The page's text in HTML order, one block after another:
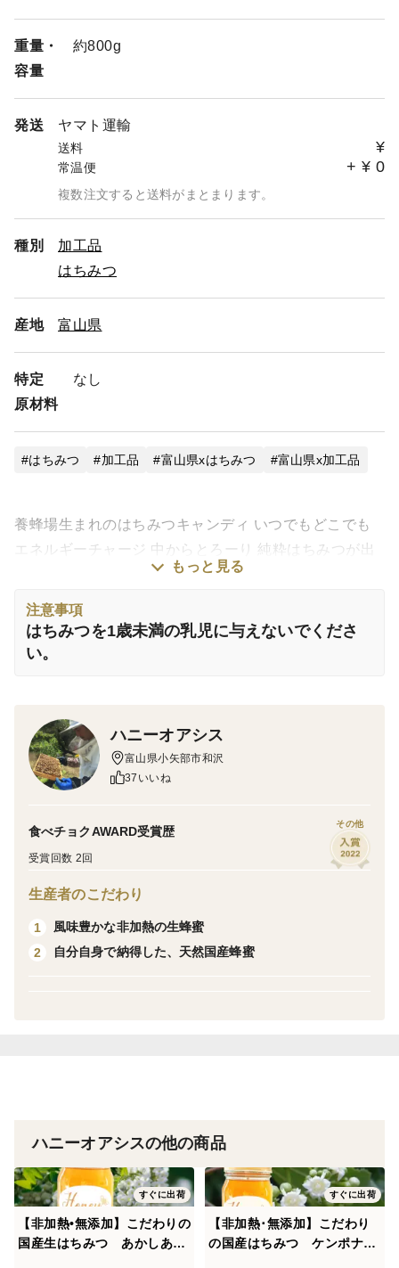
重量・
容量
約800g
発送 ヤマト運輸
送料 ¥
常温便 + ¥ 0
複数注文すると送料がまとまります。
種別
加工品
はちみつ
産地 富山県
特定
原材料
なし
はちみつ 加工品 富山県xはちみつ 富山県x加工品
養蜂場生まれのはちみつキャンディ いつでもどこでも
エネルギーチャージ 中からとろーり 純粋はちみつが出
てきます。お得な10袋セット
もっと見る
注意事項
はちみつを1歳未満の乳児に与えないでくださ
い。
ハニーオアシス
富山県小矢部市和沢
37いいね
食べチョクAWARD受賞歴
受賞回数 2回
その他
生産者のこだわり
1
風味豊かな非加熱の生蜂蜜
2
自分自身で納得した、天然国産蜂蜜
ハニーオアシスの他の商品
すぐに出荷
【非加熱•無添加】こだわりの
国産生はちみつ あかしあ
すぐに出荷
【非加熱･無添加】こだわり
の国産はちみつ ケンポナ